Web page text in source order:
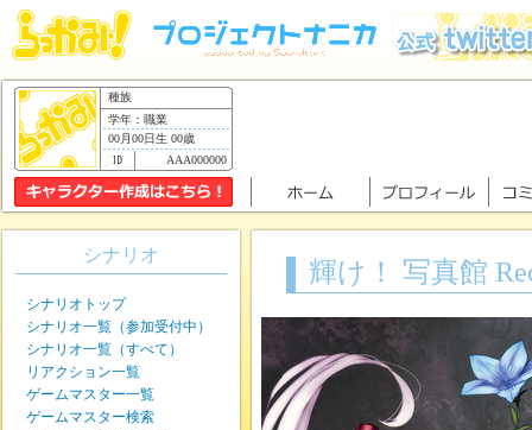
種族
学年：職業
00月00日生 00歳
AAA000000
輝け！ 写真館
シナリオ
シナリオトップ
シナリオ一覧（参加受付中）
シナリオ一覧（すべて）
リアクション一覧
ゲームマスター一覧
ゲームマスター検索